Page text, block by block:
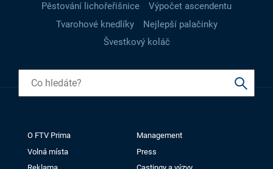
Pěstování lichořeřišnice
Výpočet ascendentu
Tvarohové knedlíky
Nejlepší palačinky
Švestkový koláč
O FTV Prima
Management
Volná místa
Press